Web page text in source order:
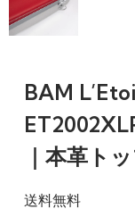
BAM
｜本革ト
送料無料